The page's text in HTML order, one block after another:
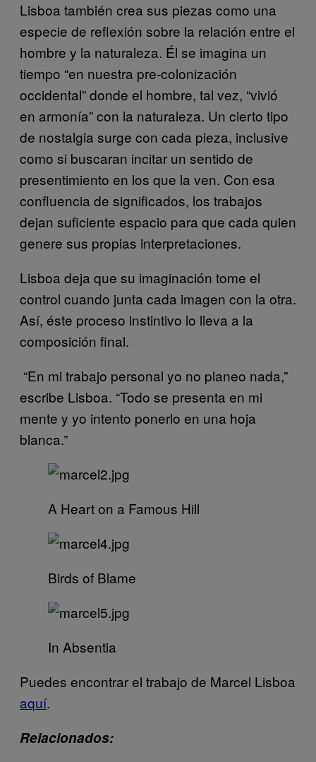
Lisboa también crea sus piezas como una
especie de reflexión sobre la relación entre el
hombre y la naturaleza. Él se imagina un
tiempo “en nuestra pre-colonización
occidental” donde el hombre, tal vez, “vivió
en armonía” con la naturaleza. Un cierto tipo
de nostalgia surge con cada pieza, inclusive
como si buscaran incitar un sentido de
presentimiento en los que la ven. Con esa
confluencia de significados, los trabajos
dejan suficiente espacio para que cada quien
genere sus propias interpretaciones.
Lisboa deja que su imaginación tome el
control cuando junta cada imagen con la otra.
Así, éste proceso instintivo lo lleva a la
composición final.
“En mi trabajo personal yo no planeo nada,”
escribe Lisboa. “Todo se presenta en mi
mente y yo intento ponerlo en una hoja
blanca.”
A Heart on a Famous Hill
Birds of Blame
In Absentia
Puedes encontrar el trabajo de Marcel Lisboa
aquí.
Relacionados: